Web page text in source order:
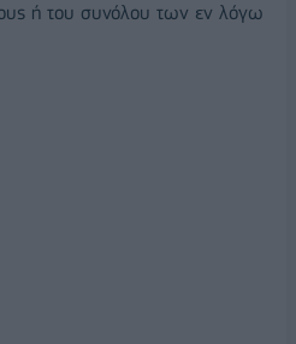
ή του συνόλου των εν λόγω